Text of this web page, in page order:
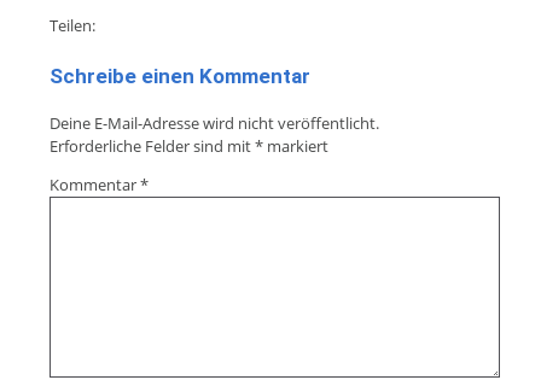
Teilen:
Schreibe einen Kommentar
Deine E-Mail-Adresse wird nicht veröffentlicht.
Erforderliche Felder sind mit* markiert
Kommentar*